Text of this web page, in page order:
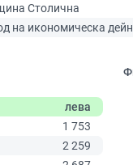
Столична
на икономическа
лева
1 753
2 259